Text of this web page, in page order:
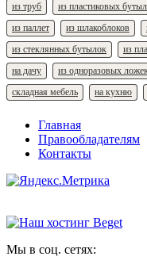
из труб
из пластиковых
из паллет
из шлакоблоков
из стеклянных бутылок
из
на дачу
из одноразовых
складная мебель
на кухню
Главная
Правообладателям
Контакты
Мы в соц. сетях: